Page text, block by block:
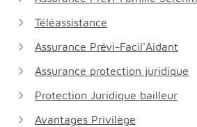
Téléassistance
Assurance Prévi-Facil'Aidant
Assurance protection juridique
Protection Juridique bailleur
Avantages Privilège